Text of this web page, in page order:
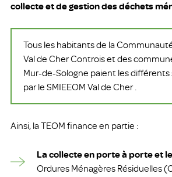
collecte et de gestion des déchets
Tous les habitants de la
Val de Cher Controis et des
Mur-de-Sologne paient les différents
par le SMIEEOM Val de Cher .
Ainsi, la TEOM finance en partie :
La collecte en porte à porte et
Ordures Ménagères Résiduelles